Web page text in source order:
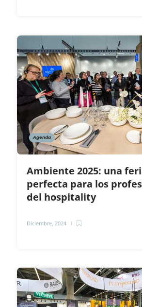
Agenda
Ambiente 2025: una
perfecta para los
del hospitality
Diciembre, 2024